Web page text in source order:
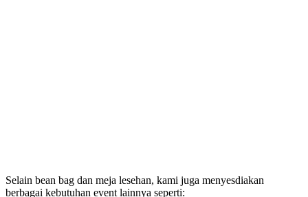
Selain bean bag dan meja lesehan, kami juga menyesdiakan
berbagai kebutuhan event lainnya seperti: